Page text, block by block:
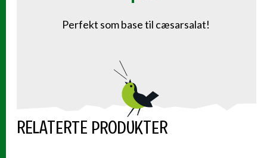
Perfekt som base til cæsarsalat!
RELATERTE PRODUKTER